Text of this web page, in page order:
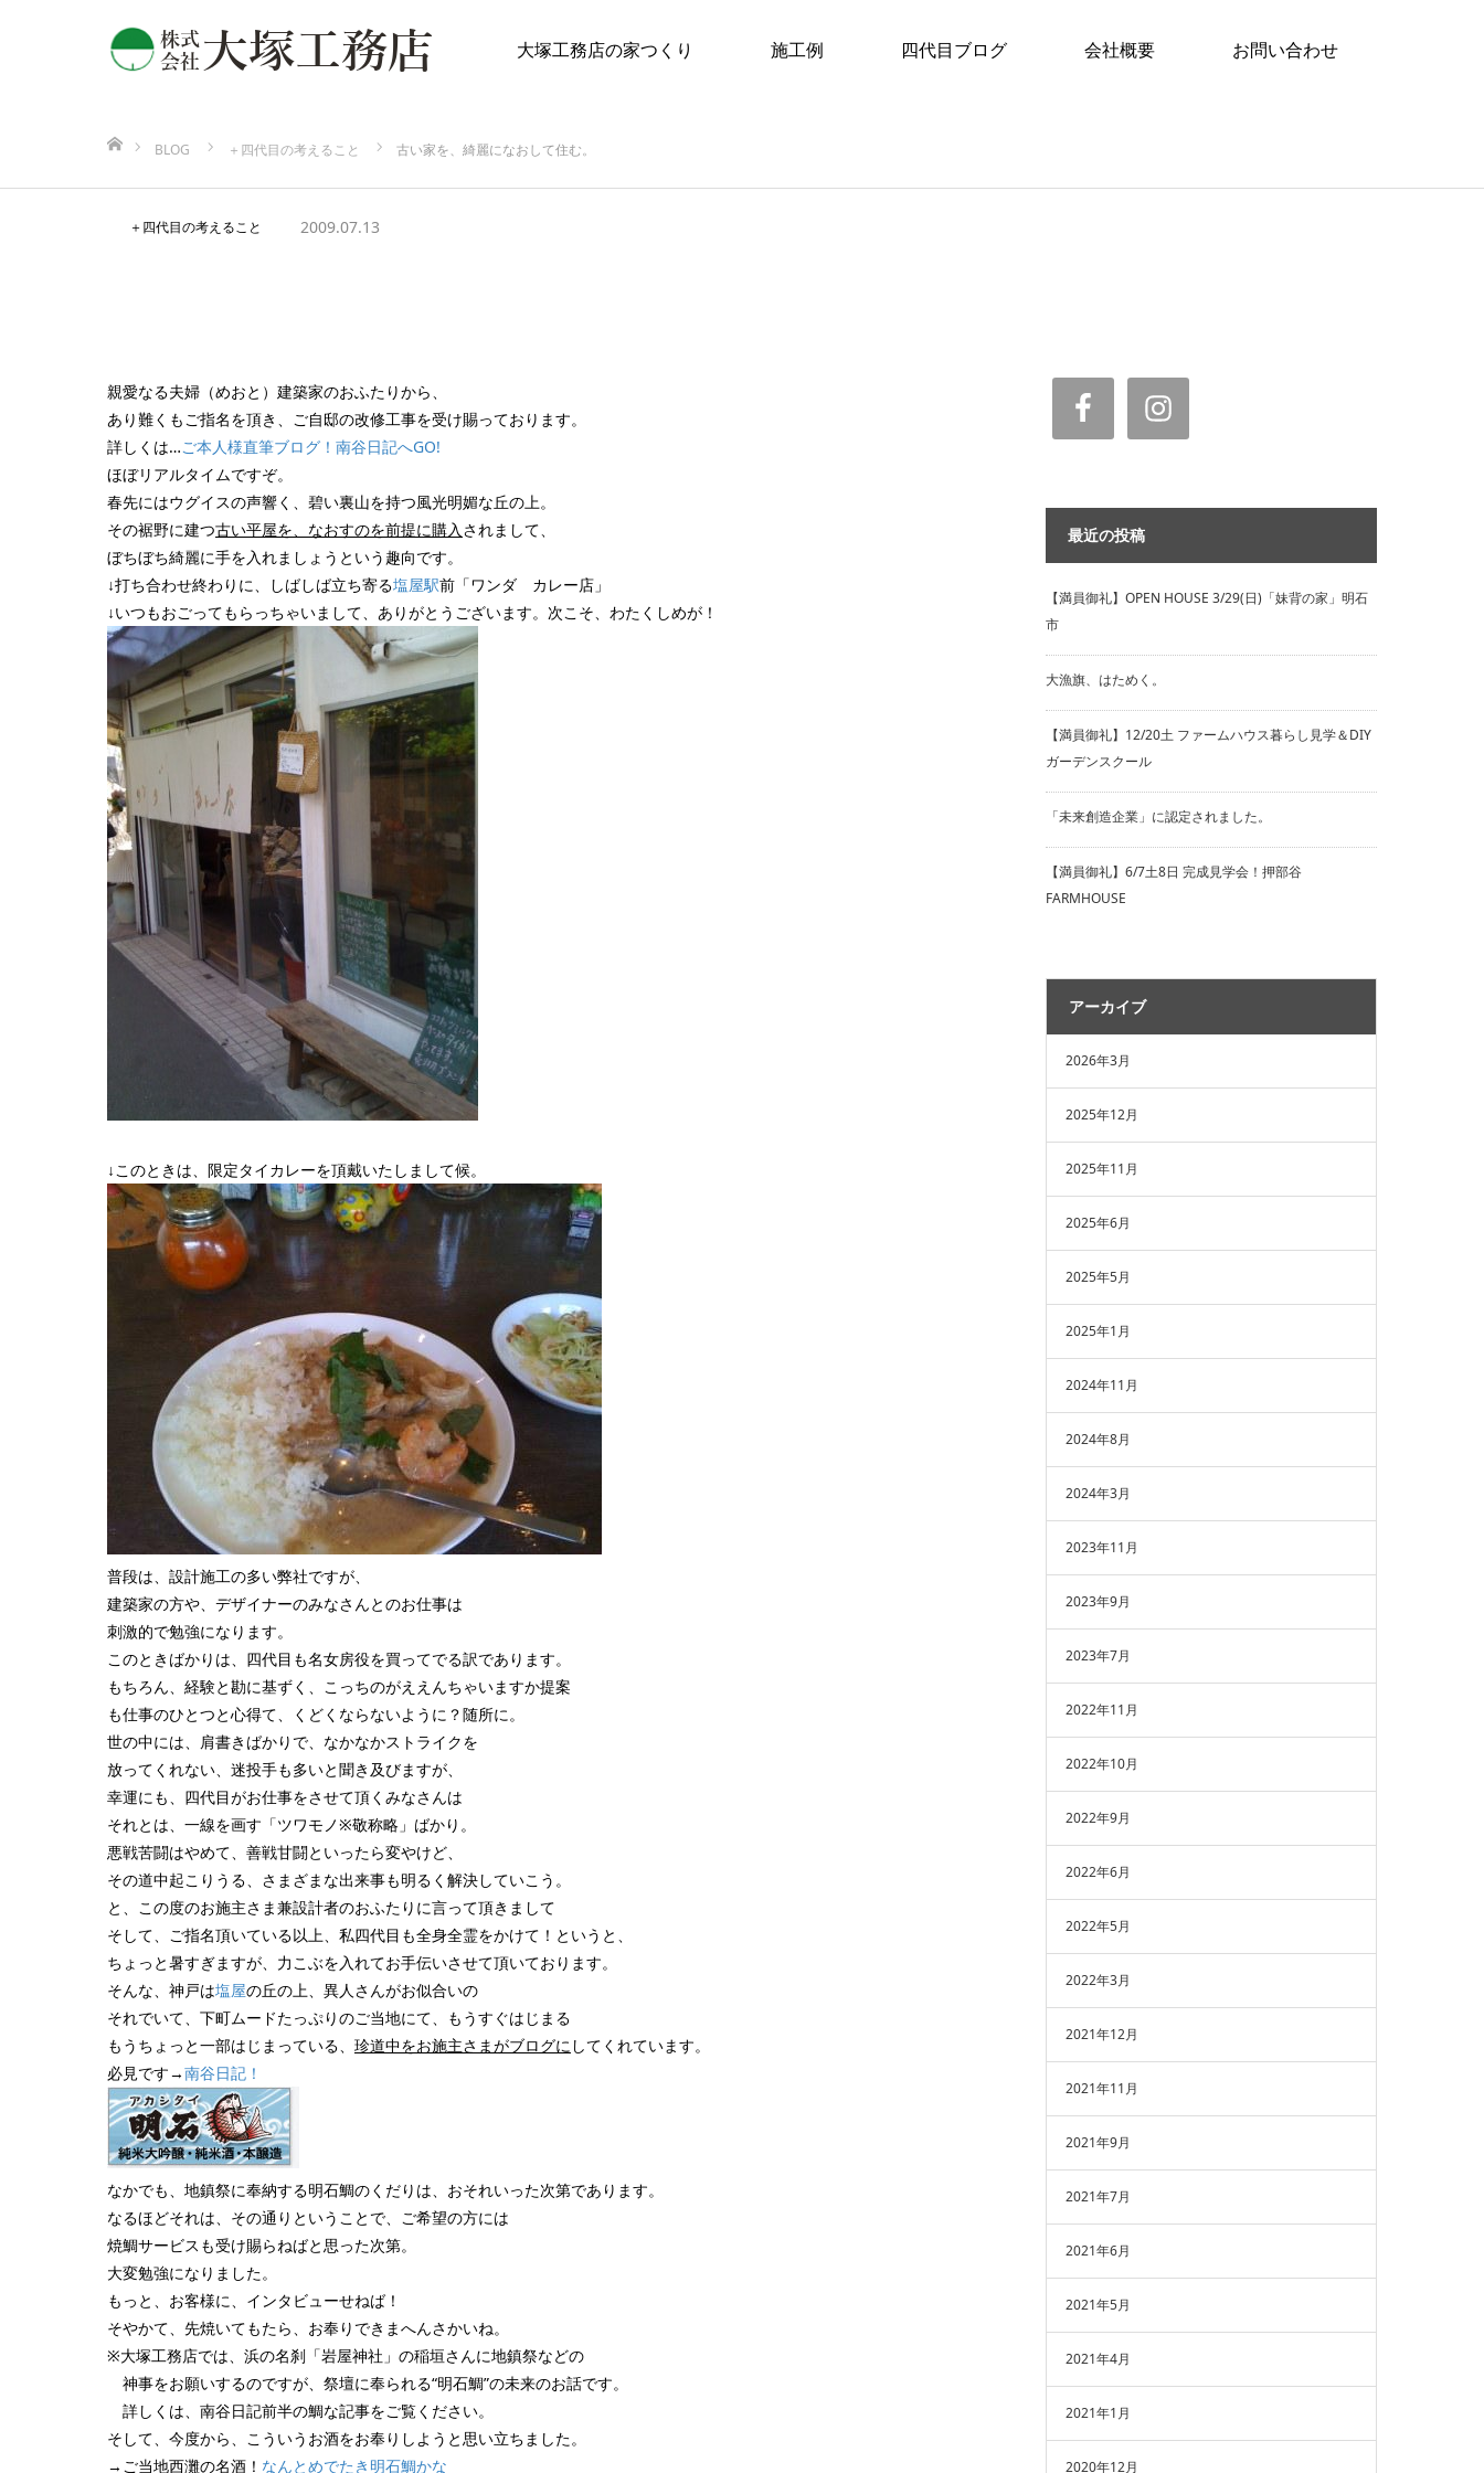
大塚工務店の家つくり 施工例 四代目ブログ 会社概要 お問い合わせ
BLOG
＋四代目の考えること 古い家を、綺麗になおして住む。
＋四代目の考えること 2009.07.13
親愛なる夫婦（めおと）建築家のおふたりから、
あり難くもご指名を頂き、ご自邸の改修工事を受け賜っております。
詳しくは…ご本人様直筆ブログ！南谷日記へGO!
ほぼリアルタイムですぞ。
春先にはウグイスの声響く、碧い裏山を持つ風光明媚な丘の上。
その裾野に建つ古い平屋を、なおすのを前提に購入されまして、
ぼちぼち綺麗に手を入れましょうという趣向です。
↓打ち合わせ終わりに、しばしば立ち寄る塩屋駅前「ワンダ カレー店」
↓いつもおごってもらっちゃいまして、ありがとうございます。次こそ、わたくしめが！
↓このときは、限定タイカレーを頂戴いたしまして候。
普段は、設計施工の多い弊社ですが、
建築家の方や、デザイナーのみなさんとのお仕事は
刺激的で勉強になります。
このときばかりは、四代目も名女房役を買ってでる訳であります。
もちろん、経験と勘に基ずく、こっちのがええんちゃいますか提案
も仕事のひとつと心得て、くどくならないように？随所に。
世の中には、肩書きばかりで、なかなかストライクを
放ってくれない、迷投手も多いと聞き及びますが、
幸運にも、四代目がお仕事をさせて頂くみなさんは
それとは、一線を画す「ツワモノ※敬称略」ばかり。
悪戦苦闘はやめて、善戦甘闘といったら変やけど、
その道中起こりうる、さまざまな出来事も明るく解決していこう。
と、この度のお施主さま兼設計者のおふたりに言って頂きまして
そして、ご指名頂いている以上、私四代目も全身全霊をかけて！というと、
ちょっと暑すぎますが、力こぶを入れてお手伝いさせて頂いております。
そんな、神戸は塩屋の丘の上、異人さんがお似合いの
それでいて、下町ムードたっぷりのご当地にて、もうすぐはじまる
もうちょっと一部はじまっている、 珍道中をお施主さまがブログに してくれています。
必見です→南谷日記！
なかでも、地鎮祭に奉納する明石鯛のくだりは、おそれいった次第であります。
なるほどそれは、その通りということで、ご希望の方には
焼鯛サービスも受け賜らねばと思った次第。
大変勉強になりました。
もっと、お客様に、インタビューせねば！
そやかて、先焼いてもたら、お奉りできまへんさかいね。
※大塚工務店では、浜の名刹「岩屋神社」の稲垣さんに地鎮祭などの
神事をお願いするのですが、祭壇に奉られる“明石鯛”の未来のお話です。
詳しくは、南谷日記前半の鯛な記事をご覧ください。
そして、今度から、こういうお酒をお奉りしようと思い立ちました。
→ご当地西灘の名酒！ なんとめでたき明石鯛かな
最近の投稿
【満員御礼】OPEN HOUSE 3/29(日)「妹背の家」明石
市
大漁旗、はためく。
【満員御礼】12/20土 ファームハウス暮らし見学＆DIY
ガーデンスクール
「未来創造企業」に認定されました。
【満員御礼】6/7土8日 完成見学会！押部谷
FARMHOUSE
アーカイブ
2026年3月
2025年12月
2025年11月
2025年6月
2025年5月
2025年1月
2024年11月
2024年8月
2024年3月
2023年11月
2023年9月
2023年7月
2022年11月
2022年10月
2022年9月
2022年6月
2022年5月
2022年3月
2021年12月
2021年11月
2021年9月
2021年7月
2021年6月
2021年5月
2021年4月
2021年1月
2020年12月